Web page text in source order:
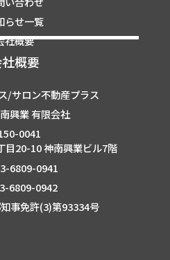
らせ一覧
社概要
概要
/サロン不動産プラス
興業 有限会社
0041
目20-10 神南興業ビル7階
6809-0941
6809-0942
事免許(3)第93334号